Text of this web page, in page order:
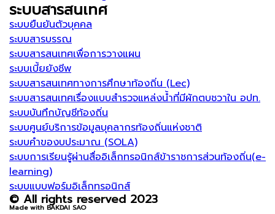
ระบบสารสนเทศ
ระบบยืนยันตัวบุคคล
ระบบสารบรรณ
ระบบสารสนเทศเพื่อการวางแผน
ระบบเบี้ยยังชีพ
ระบบสารสนเทศทางการศึกษาท้องถิ่น (Lec)
ระบบสารสนเทศเรื่องแบบสำรวจแหล่งน้ำที่มีผักตบชวาใน อปท.
ระบบบันทึกบัญชีท้องถิ่น
ระบบศูนย์บริการข้อมูลบุคลากรท้องถิ่นแห่งชาติ
ระบบคำของบประมาณ (SOLA)
ระบบการเรียนรู้ผ่านสื่ออิเล็กทรอนิกส์ข้าราชการส่วนท้องถิ่น(e-
learning)
ระบบแบบฟอร์มอิเล็กทรอนิกส์
© All rights reserved 2023
Made with BAKDAI SAO